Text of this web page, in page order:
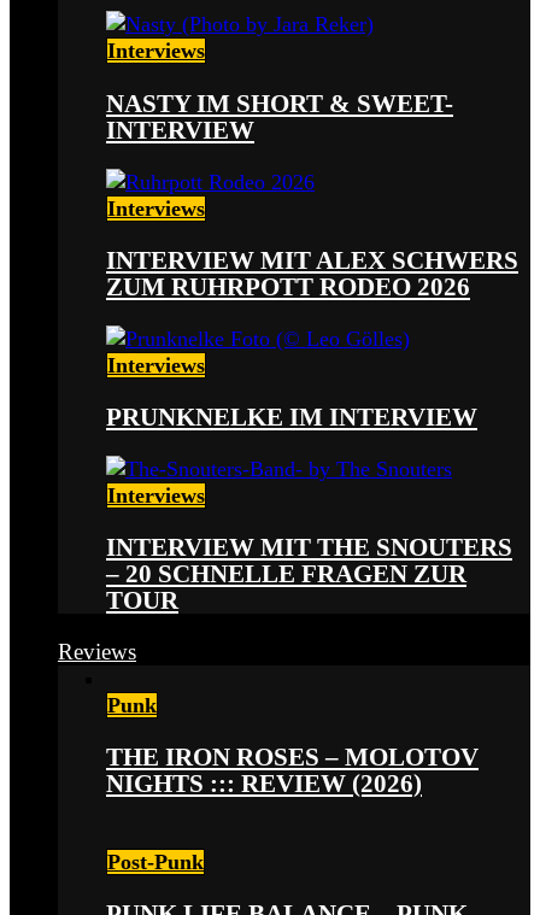
Interviews
NASTY IM SHORT & SWEET-
INTERVIEW
Interviews
INTERVIEW MIT ALEX SCHWERS
ZUM RUHRPOTT RODEO 2026
Interviews
PRUNKNELKE IM INTERVIEW
Interviews
INTERVIEW MIT THE SNOUTERS
– 20 SCHNELLE FRAGEN ZUR
TOUR
Reviews
Punk
THE IRON ROSES – MOLOTOV
NIGHTS ::: REVIEW (2026)
Post-Punk